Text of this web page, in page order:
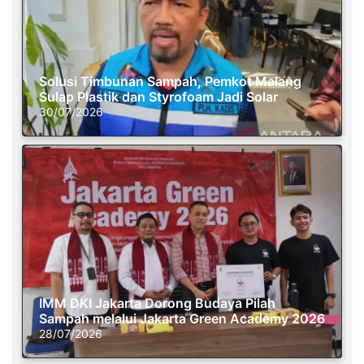
Solusi Timbunan Sampah, Pemkot Malang
Sulap Plastik dan Styrofoam Jadi Solar
30/07/2026
IMM DKI Jakarta Dorong Budaya Pilah
Sampah melalui Jakarta Green Academy 2026
28/07/2026